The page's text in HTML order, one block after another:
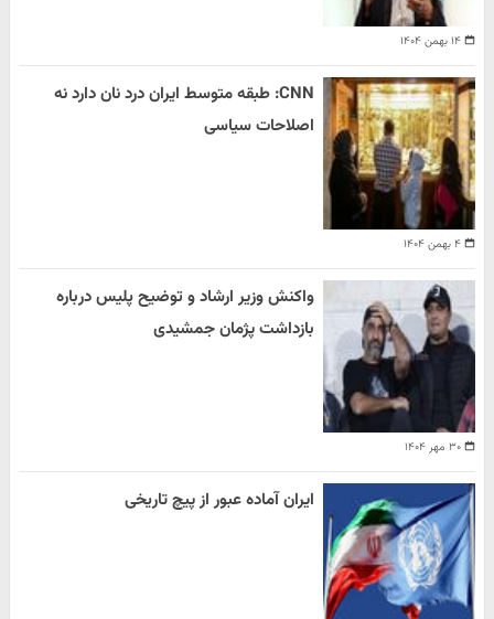
۱۴ بهمن ۱۴۰۴
۴ بهمن ۱۴۰۴
CNN: طبقه متوسط ایران درد نان دارد نه
اصلاحات سیاسی
۳۰ مهر ۱۴۰۴
واکنش وزیر ارشاد و توضیح پلیس درباره
بازداشت پژمان جمشیدی
ایران آماده عبور از پیچ تاریخی